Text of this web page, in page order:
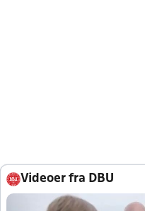
Videoer fra DBU